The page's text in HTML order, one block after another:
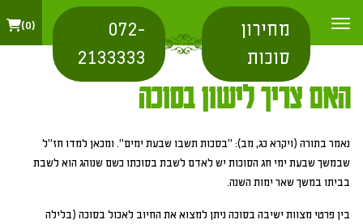
מחירון
סוכות
072-
2133333
0
האם צריך לישון בסוכה
נאמר בתורה (ויקרא כג, מב): "בסכות תשבו שבעת ימים". ומכאן למדו חז"ל
שבמשך שבעת ימי חג הסוכות יש לאדם לשבת בסוכתו כשם שנוהג הוא לשבת
בביתו במשך שאר ימות השנה.
בין פרטי מצוות ישיבה בסוכה ניתן למצוא את החיוב לאכול בסוכה (בלילה